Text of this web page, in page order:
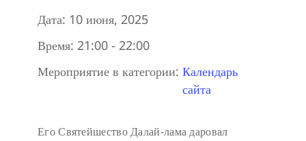
Дата: 10 июня, 2025
Время: 21:00 - 22:00
Мероприятие в категории: Календарь
сайта
Его Святейшество Далай-лама даровал